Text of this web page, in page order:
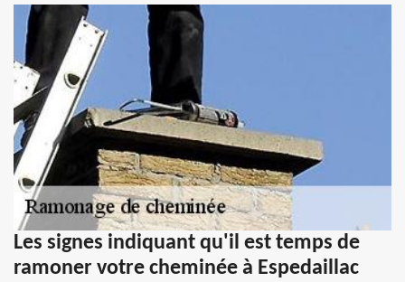
Les signes indiquant qu'il est temps de
ramoner votre cheminée à Espedaillac